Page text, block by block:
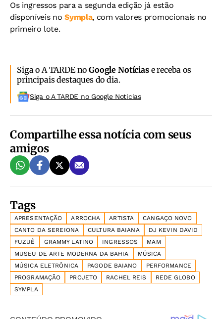
Os ingressos para a segunda edição já estão
disponíveis noSympla, com valores promocionais no
primeiro lote.
Siga o A TARDE noGoogle Notíciase receba os
principais destaques do dia.
Siga o A TARDE no Google Noticias
Compartilhe essa notícia com seus
amigos
Tags
APRESENTAÇÃO ARROCHA ARTISTA
CANGAÇO NOVO
CANTO DA SEREIONA
CULTURA BAIANA
DJ KEVIN DAVID
FUZUÊ
GRAMMY LATINO INGRESSOS
MAM
MUSEU DE ARTE MODERNA DA BAHIA
MÚSICA
MÚSICA ELETRÔNICA
PAGODE BAIANO
PERFORMANCE
PROGRAMAÇÃO
PROJETO RACHEL REIS
REDE GLOBO
SYMPLA